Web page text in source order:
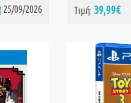
25/09/2026 Τιμή: 39,99€